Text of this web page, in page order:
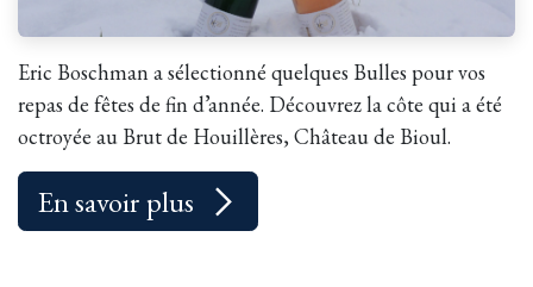
Eric Boschman a sélectionné quelques Bulles pour vos
repas de fêtes de fin d’année. Découvrez la côte qui a été
octroyée au Brut de Houillères, Château de Bioul.
En savoir plus